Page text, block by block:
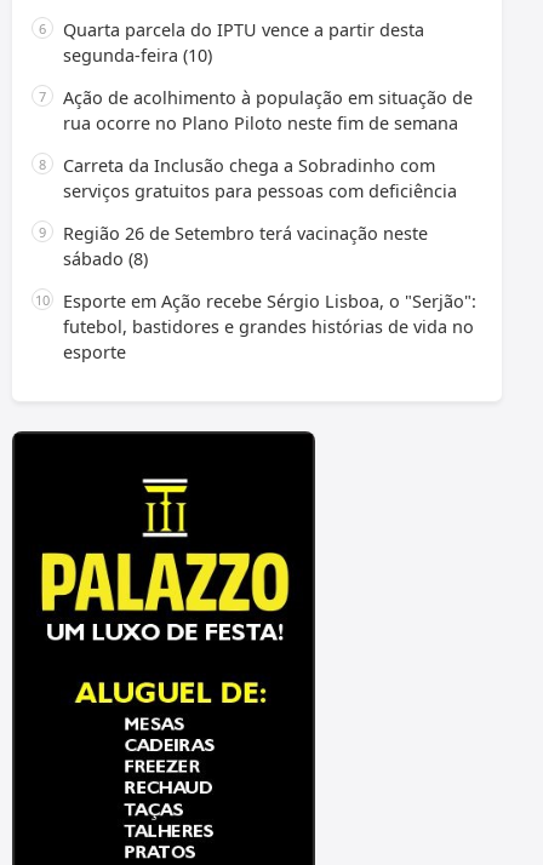
Quarta parcela do IPTU vence a partir desta
segunda-feira (10)
Ação de acolhimento à população em situação de
rua ocorre no Plano Piloto neste fim de semana
Carreta da Inclusão chega a Sobradinho com
serviços gratuitos para pessoas com deficiência
Região 26 de Setembro terá vacinação neste
sábado (8)
Esporte em Ação recebe Sérgio Lisboa, o "Serjão":
futebol, bastidores e grandes histórias de vida no
esporte